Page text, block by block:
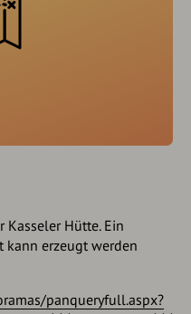
Hütte. Ein
kann erzeugt werden
panqueryfull.aspx?